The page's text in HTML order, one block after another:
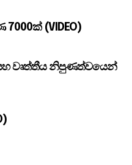
(VIDEO)
වෘත්තීය නිපුණත්වයෙන්